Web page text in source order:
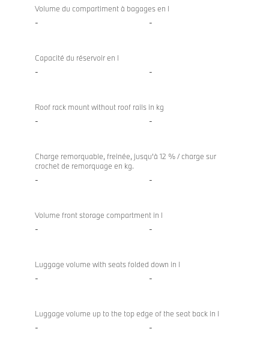
Volume du compartiment à bagages en l
- -
Capacité du réservoir en l
- -
Roof rack mount without roof rails in kg
- -
Charge remorquable, freinée, jusqu'à 12 % / charge sur
crochet de remorquage en kg.
- -
Volume front storage compartment in l
- -
Luggage volume with seats folded down in l
- -
Luggage volume up to the top edge of the seat back in l
- -